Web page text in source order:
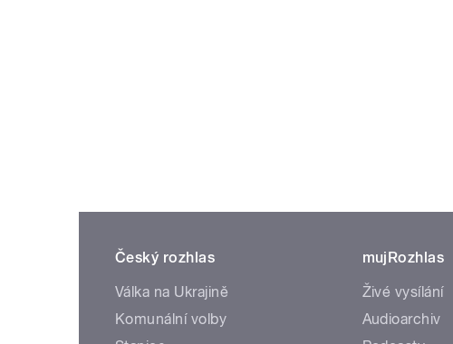
Český rozhlas
Válka na Ukrajině
Komunální volby
mujRozhlas
Živé vysílání
Audioarchiv